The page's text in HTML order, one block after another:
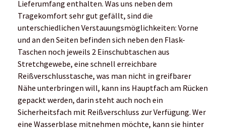
der integrierten elastischen Trennwand aus
Netzgewebe unterbringen.
Für wen ist der Distance 8 geeignet?
Wer auf seinen längeren Strecken oft auch mal auf
Kletterpassagen unterwegs ist, wird den leichten,
robusten und komfortablen Rucksack gern und oft